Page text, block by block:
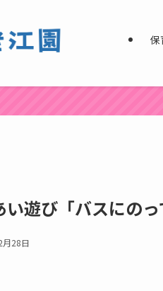
保
い遊び「バスにの
月28日